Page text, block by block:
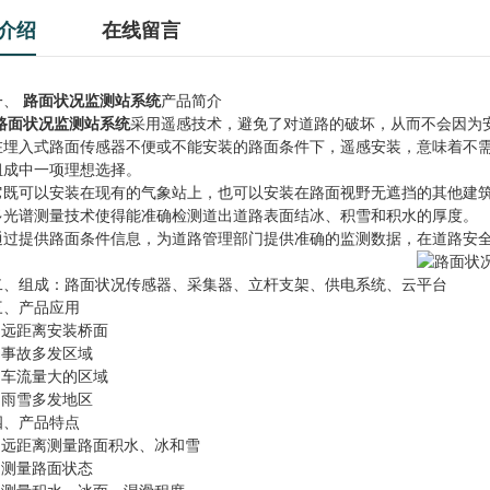
绍 在线留言
路面状况监测站系统产品简介
面状况监测站系统采用遥感技术，避免了对道路的破坏，从而不会因
式路面传感器不便或不能安装的路面条件下，遥感安装，意味着不
中一项理想选择。
以安装在现有的气象站上，也可以安装在路面视野无遮挡的其他建
测量技术使得能准确检测道出道路表面结冰、积雪和积水的厚度。
供路面条件信息，为道路管理部门提供准确的监测数据，在道路安
成：路面状况传感器、采集器、立杆支架、供电系统、云平台
品应用
离安装桥面
多发区域
量大的区域
多发地区
品特点
离测量路面积水、冰和雪
路面状态